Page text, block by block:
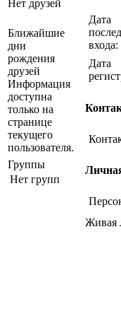
Нет друзей
Ближайшие
дни
рождения
друзей
Информация
доступна
только на
странице
текущего
пользователя.
Группы
Нет групп
Дата
входа:
Дата
Живая